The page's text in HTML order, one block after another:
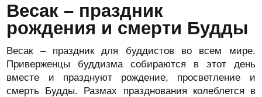
Весак – праздник
рождения и смерти Будды
Весак – праздник для буддистов во всем мире.
Приверженцы буддизма собираются в этот день
вместе и празднуют рождение, просветление и
смерть Будды. Размах празднования колеблется в